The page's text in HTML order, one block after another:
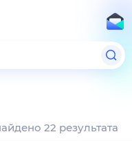
22 результата